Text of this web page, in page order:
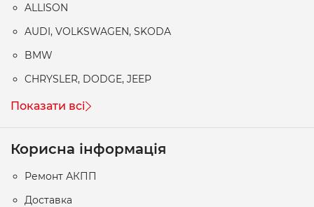
ALLISON
AUDI, VOLKSWAGEN, SKODA
BMW
CHRYSLER, DODGE, JEEP
Показати всі
Корисна інформація
Ремонт АКПП
Доставка